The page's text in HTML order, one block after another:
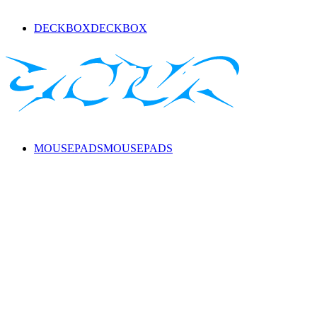
DECKBOXDECKBOX
MOUSEPADSMOUSEPADS